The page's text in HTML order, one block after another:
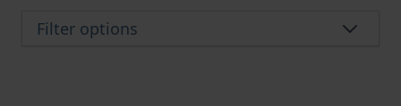
Filter options